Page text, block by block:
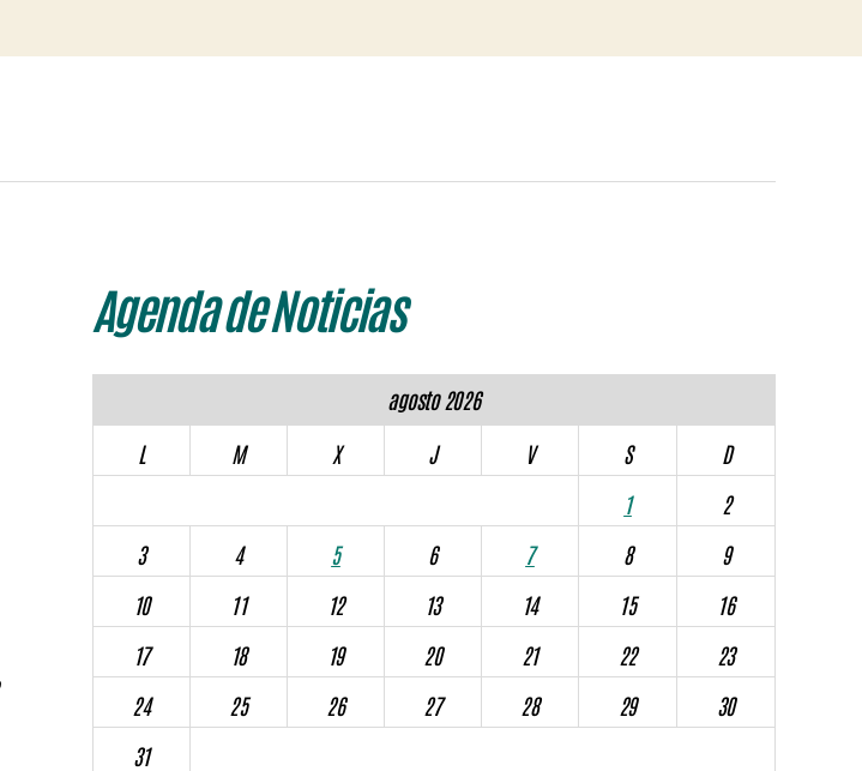
Agenda de Noticias
agosto 2026
L
M X J V S
D
1
2
3
4 5 6 7 8
9
10
11 12 13 14 15
16
17
18 19 20 21 22
23
24
25 26 27 28 29
30
31